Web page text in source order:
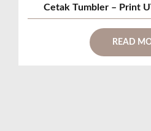
Cetak Tumbler – Print
READ